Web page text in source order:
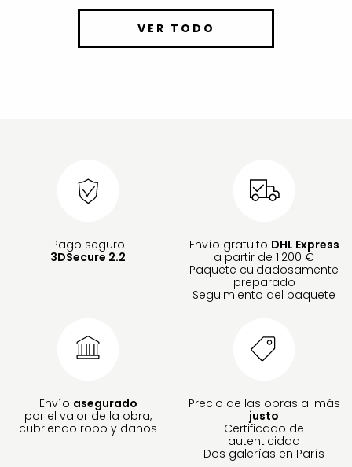
VER TODO
Pago seguro
3DSecure 2.2
Envío gratuito DHL Express
a partir de 1.200 €
Paquete cuidadosamente
preparado
Seguimiento del paquete
Envío asegurado
por el valor de la obra,
cubriendo robo y daños
Precio de las obras al más
justo
Certificado de
autenticidad
Dos galerías en París